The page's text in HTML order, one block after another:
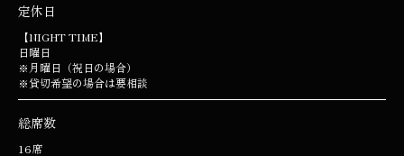
定休日
【NIGHT TIME】
日曜日
※月曜日（祝日の場合）
※貸切希望の場合は要相談
総席数
16席